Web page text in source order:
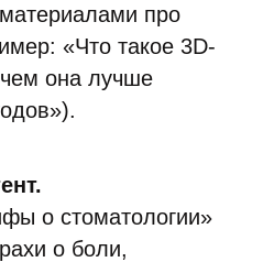
про
«Что такое 3D-
чем она лучше
о стоматологии»
о боли,